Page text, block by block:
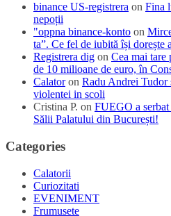
binance US-registrera on Fina
nepoții
"oppna binance-konto on
ta”. Ce fel de iubită își dorește
Registrera dig on Cea mai tare
de 10 milioane de euro, în
Calatoron Radu Andrei Tudor
violentei in scoli
Cristina P. on FUEGO a serbat
Sălii Palatului din București!
Categories
Calatorii
Curiozitati
EVENIMENT
Frumusete